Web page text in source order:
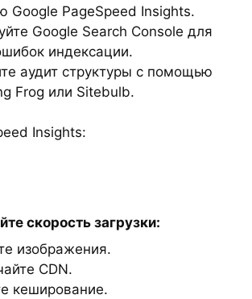
Google PageSpeed Insights.
Google Search Console для
индексации.
аудит структуры с помощью
Frog или Sitebulb.
Insights:
скорость загрузки:
изображения.
CDN.
кеширование.